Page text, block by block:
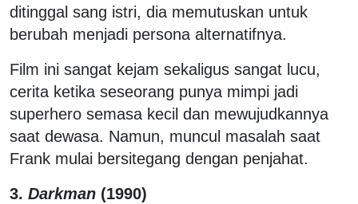
ditinggal sang istri, dia memutuskan untuk
berubah menjadi persona alternatifnya.
Film ini sangat kejam sekaligus sangat lucu,
cerita ketika seseorang punya mimpi jadi
superhero semasa kecil dan mewujudkannya
saat dewasa. Namun, muncul masalah saat
Frank mulai bersitegang dengan penjahat.
3. Darkman (1990)